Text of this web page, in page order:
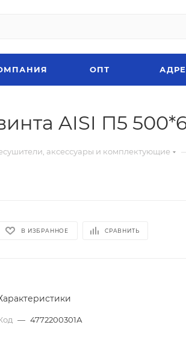
ОПТ
AISI П5
аксессуары и комплектующие
В ИЗБРАННОЕ СРАВНИТЬ
— 4772200301А